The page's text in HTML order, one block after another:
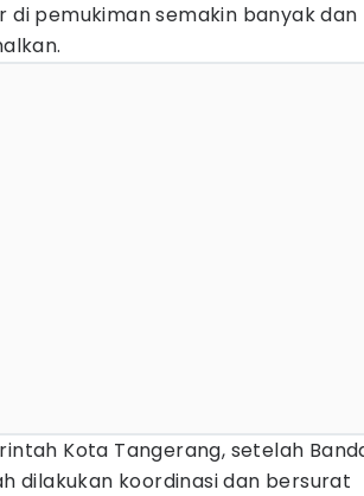
di pemukiman semakin banyak dan
Kota Tangerang, setelah
dilakukan koordinasi dan bersurat